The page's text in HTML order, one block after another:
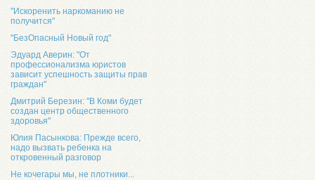
"Искоренить наркоманию не
получится"
"БезОпасный Новый год"
Эдуард Аверин: "От
профессионализма юристов
зависит успешность защиты прав
граждан"
Дмитрий Березин: "В Коми будет
создан центр общественного
здоровья"
Юлия Пасынкова: Прежде всего,
надо вызвать ребенка на
откровенный разговор
Не кочегары мы, не плотники...